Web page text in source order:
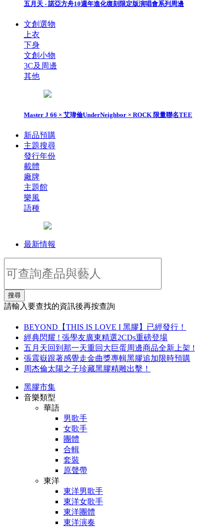
五月天 - 諾亞方舟10週年進化復刻限定版演唱會系列周邊
文創選物
上衣
下身
文創小物
3C及周邊
其他
Master J 66 × 艾瑋倫UnderNeighbor × ROCK 限量聯名TEE
新品預購
主題搜尋
發行年份
載體
廠牌
主題館
樂風
語種
最新情報
搜尋
請輸入要查找的資訊後再按查詢
BEYOND【THIS IS LOVE I 黑膠】已經發行！
經典閃耀 ! 張學友廣東精選2CDs重磅登場
五月天回到那一天重回大巨蛋周邊商品全新上架 !
張震嶽跟著感覺走金曲獎專輯黑膠追加限時預購
周杰倫太陽之子珍藏黑膠精雕出擊！
黑膠市集
音樂類型
華語
男歌手
女歌手
團體
合輯
套裝
原聲帶
東洋
東洋男歌手
東洋女歌手
東洋團體
東洋演奏